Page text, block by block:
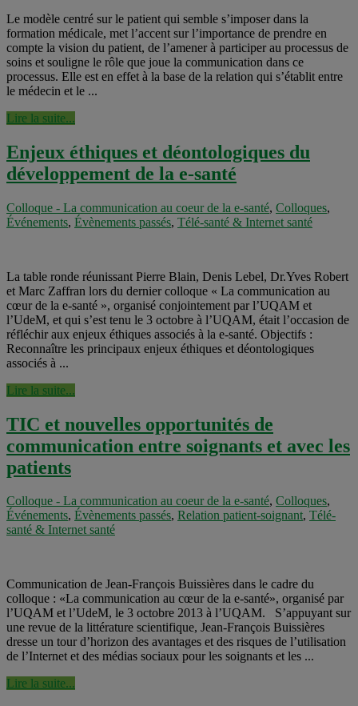
Le modèle centré sur le patient qui semble s’imposer dans la
formation médicale, met l’accent sur l’importance de prendre en
compte la vision du patient, de l’amener à participer au processus de
soins et souligne le rôle que joue la communication dans ce
processus. Elle est en effet à la base de la relation qui s’établit entre
le médecin et le ...
Lire la suite...
Enjeux éthiques et déontologiques du
développement de la e-santé
Colloque - La communication au coeur de la e-santé, Colloques,
Événements, Évènements passés, Télé-santé & Internet santé
La table ronde réunissant Pierre Blain, Denis Lebel, Dr.Yves Robert
et Marc Zaffran lors du dernier colloque « La communication au
cœur de la e-santé », organisé conjointement par l’UQAM et
l’UdeM, et qui s’est tenu le 3 octobre à l’UQAM, était l’occasion de
réfléchir aux enjeux éthiques associés à la e-santé. Objectifs :
Reconnaître les principaux enjeux éthiques et déontologiques
associés à ...
Lire la suite...
TIC et nouvelles opportunités de
communication entre soignants et avec les
patients
Colloque - La communication au coeur de la e-santé, Colloques,
Événements, Évènements passés, Relation patient-soignant, Télé-
santé & Internet santé
Communication de Jean-François Buissières dans le cadre du
colloque : «La communication au cœur de la e-santé», organisé par
l’UQAM et l’UdeM, le 3 octobre 2013 à l’UQAM. S’appuyant sur
une revue de la littérature scientifique, Jean-François Buissières
dresse un tour d’horizon des avantages et des risques de l’utilisation
de l’Internet et des médias sociaux pour les soignants et les ...
Lire la suite...